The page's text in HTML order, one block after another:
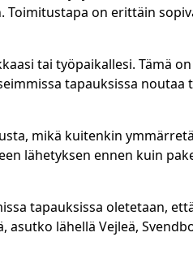
on erittäin
tai työpaikallesi. Tämä
tapauksissa
mikä kuitenkin
lähetyksen ennen kuin
tapauksissa oletetaan,
lähellä Vejleä,